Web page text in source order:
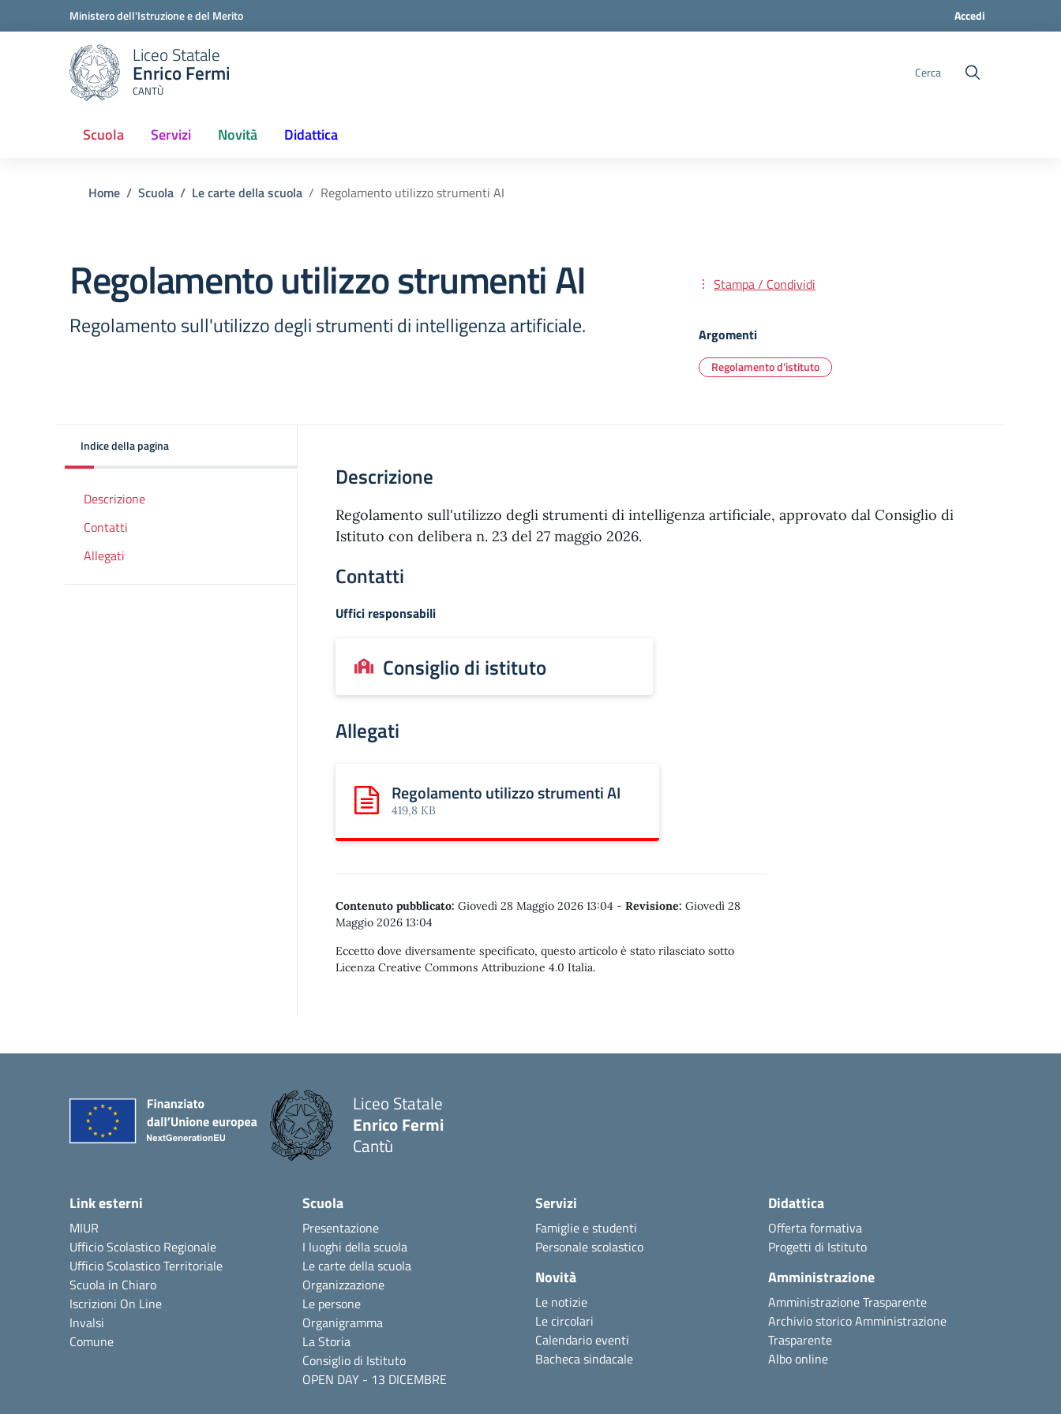
Ministero dell'Istruzione e del Merito Accedi
Liceo Statale
Enrico Fermi
CANTÙ
Cerca
Scuola Servizi Novità Didattica
Home Scuola Le carte della scuola Regolamento utilizzo strumenti AI
Regolamento utilizzo strumenti AI
Regolamento sull'utilizzo degli strumenti di intelligenza artificiale.
Stampa / Condividi
Argomenti
Regolamento d'istituto
Indice della pagina
Descrizione
Contatti
Allegati
Descrizione
Regolamento sull'utilizzo degli strumenti di intelligenza artificiale, approvato dal Consiglio di
Istituto con delibera n. 23 del 27 maggio 2026.
Contatti
Uffici responsabili
Consiglio di istituto
Allegati
Scarica: Regolamento utilizzo strumenti AI
Regolamento utilizzo strumenti AI
419,8 KB
Contenuto pubblicato: Giovedì 28 Maggio 2026 13:04 - Revisione: Giovedì 28
Maggio 2026 13:04
Eccetto dove diversamente specificato, questo articolo è stato rilasciato sotto
Licenza Creative Commons Attribuzione 4.0 Italia.
Liceo Statale
Enrico Fermi
Cantù
Link esterni
MIUR
Ufficio Scolastico Regionale
Ufficio Scolastico Territoriale
Scuola in Chiaro
Iscrizioni On Line
Invalsi
Comune
Scuola
Presentazione
I luoghi della scuola
Le carte della scuola
Organizzazione
Le persone
Organigramma
La Storia
Consiglio di Istituto
OPEN DAY - 13 DICEMBRE
Servizi
Famiglie e studenti
Personale scolastico
Novità
Le notizie
Le circolari
Calendario eventi
Bacheca sindacale
Didattica
Offerta formativa
Progetti di Istituto
Amministrazione
Amministrazione Trasparente
Archivio storico Amministrazione
Trasparente
Albo online